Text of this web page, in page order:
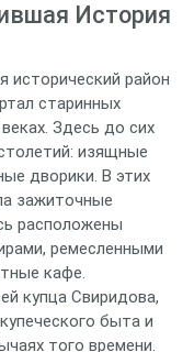
История
исторический район
старинных
Здесь до сих
изящные
дворики. В этих
зажиточные
расположены
ремесленными
кафе.
купца Свиридова,
быта и
того времени.